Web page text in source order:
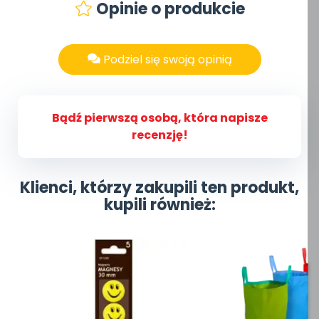
Opinie o produkcie
Podziel się swoją opinią
Bądź pierwszą osobą, która napisze
recenzję!
Klienci, którzy zakupili ten produkt,
kupili również: